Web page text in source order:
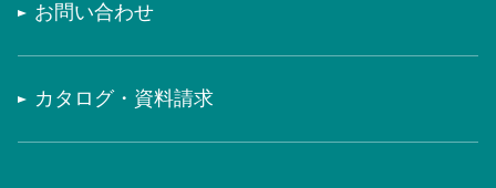
お問い合わせ
カタログ・資料請求